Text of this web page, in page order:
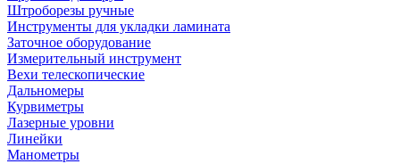
Штроборезы ручные
Инструменты для укладки ламината
Заточное оборудование
Измерительный инструмент
Вехи телескопические
Дальномеры
Курвиметры
Лазерные уровни
Линейки
Манометры